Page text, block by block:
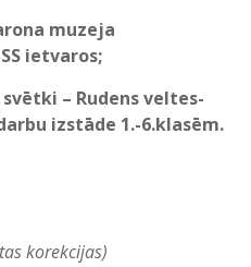
muzeja
ietvaros;
svētki – Rudens veltes-
izstāde 1.-6.klasēm.
korekcijas)